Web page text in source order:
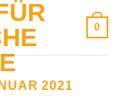
0
2021